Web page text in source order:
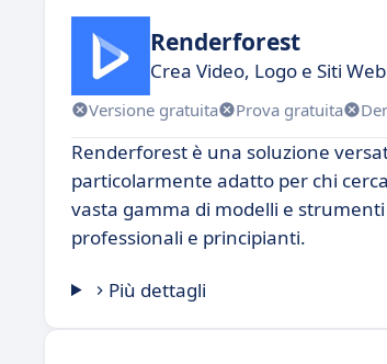
Renderforest
Crea Video, Logo e Siti
Versione gratuita Prova gratuita
Renderforest è una soluzione
particolarmente adatto per chi
vasta gamma di modelli e
professionali e principianti.
Più dettagli